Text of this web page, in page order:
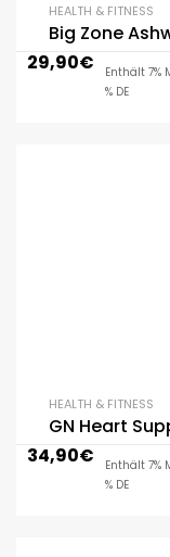
HEALTH & FITNESS
Big Zone
29,90€
Enthält 7%
% DE
HEALTH & FITNESS
GN Heart
34,90€
Enthält 7%
% DE